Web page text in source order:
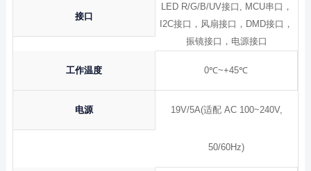
接口
LED R/G/B/UV接口, MCU串口，
I2C接口，风扇接口，DMD接口，
振镜接口，电源接口
工作温度 0℃~+45℃
电源 19V/5A(适配 AC 100~240V,
50/60Hz)